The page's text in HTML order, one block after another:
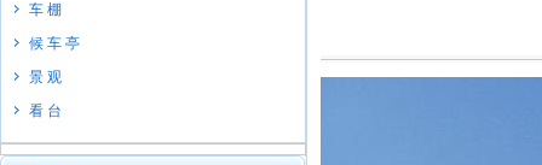
车 棚
候 车 亭
景 观
看 台